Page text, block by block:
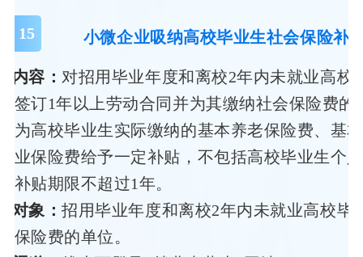
15 小微企业吸纳高校毕业生社会保险补
内容： 对招用毕业年度和离校2年内未就业高校
签订1年以上劳动合同并为其缴纳社会保险费的
为高校毕业生实际缴纳的基本养老保险费、基
业保险费给予一定补贴，不包括高校毕业生个
补贴期限不超过1年。
对象：招用毕业年度和离校2年内未就业高校毕
保险费的单位。